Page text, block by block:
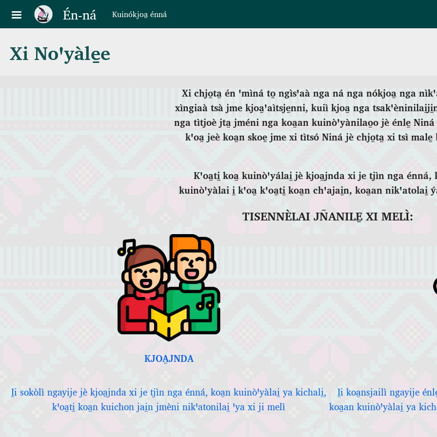
Pasar al contenido principal
Én‑ná Kuinókjoa̱ énná
Xi Noꞌyàle̱e
Xi chjo̱ta̱ én ꞌmìná to̱ ngìsꞌaà nga ná nga nókjoa̱ nga
xìngiaà tsà jme kjoa̱ꞌaìtsje̱nni, kuiì kjoa̱ nga
nga tìtjoè jta̱ jméni nga koa̱an kuinòꞌyànilao̱o jè énle̱ Niná
kꞌoa̱ jeè koa̱n skoe̱ jme xi tìtsó Niná jè chjo̱ta̱ xi tsì male̱
Kꞌoa̱ti̱ koa̱ kuinòꞌyálai̱ jè kjoa̱jnda xi je tjìn nga énná,
kuinòꞌyàlai i̱ kꞌoa̱ kꞌoa̱ti̱ koa̱n chꞌajai̱n, koa̱an nikꞌatolai̱
TISENNÈLAI JÑANILE̱ XI MELÌ:
KJOA̱JNDA
I̱i sokòlì ngayije jè kjoa̱jnda xi je tjìn nga énná, koa̱n kuinòꞌyàlai̱ ya kichali̱,
kꞌoa̱ti̱ koa̱n kuichon jai̱n jmèni nikꞌatonilai̱ ꞌya xi ji melì
I̱i koa̱nsjailì ngayije
koa̱an kuinòꞌyàlai̱ ya